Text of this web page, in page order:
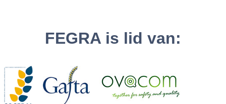
FEGRA is lid van: